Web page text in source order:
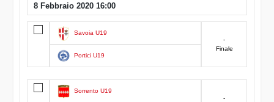
17
8 Febbraio 2020 16:00
Savoia U19
Portici U19
-
Finale
Sorrento U19
-